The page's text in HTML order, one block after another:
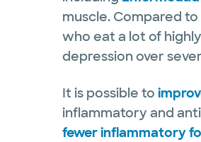
muscle. Compared
who eat a lot of
depression over
It is possible to
inflammatory and
fewer inflammatory